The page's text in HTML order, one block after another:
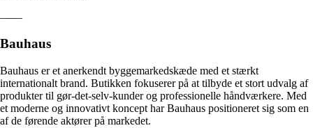
——
Bauhaus
Bauhaus er et anerkendt byggemarkedskæde med et stærkt
internationalt brand. Butikken fokuserer på at tilbyde et stort udvalg af
produkter til gør-det-selv-kunder og professionelle håndværkere. Med
et moderne og innovativt koncept har Bauhaus positioneret sig som en
af de førende aktører på markedet.